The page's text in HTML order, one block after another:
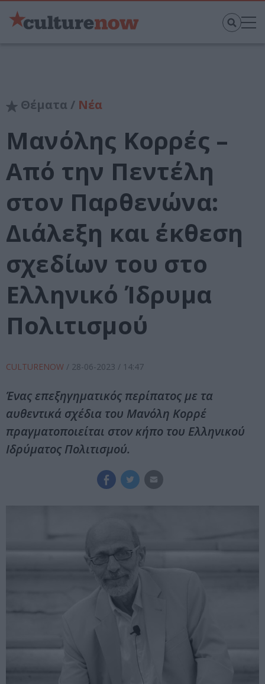
Θέματα / Νέα
Μανόλης Κορρές –
Από την Πεντέλη
στον Παρθενώνα:
Διάλεξη και έκθεση
σχεδίων του στο
Ελληνικό Ίδρυμα
Πολιτισμού
CULTURENOW / 28-06-2023 / 14:47
Ένας επεξηγηματικός περίπατος με τα
αυθεντικά σχέδια του Μανόλη Κορρέ
πραγματοποιείται στον κήπο του Ελληνικού
Ιδρύματος Πολιτισμού.